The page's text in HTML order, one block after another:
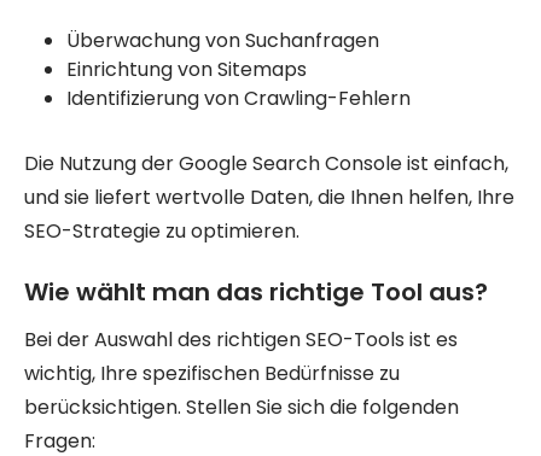
Überwachung von Suchanfragen
Einrichtung von Sitemaps
Identifizierung von Crawling-Fehlern
Die Nutzung der Google Search Console ist einfach,
und sie liefert wertvolle Daten, die Ihnen helfen, Ihre
SEO-Strategie zu optimieren.
Wie wählt man das richtige Tool aus?
Bei der Auswahl des richtigen SEO-Tools ist es
wichtig, Ihre spezifischen Bedürfnisse zu
berücksichtigen. Stellen Sie sich die folgenden
Fragen: